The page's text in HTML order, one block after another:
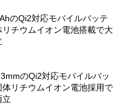
のQi2対応モバイルバッテ
チウムイオン電池搭載で大
のQi2対応モバイルバッ
リチウムイオン電池採用で
立